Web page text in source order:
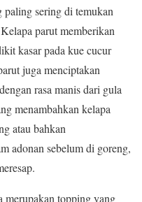
paling sering di temukan
parut memberikan
kasar pada kue cucur
juga menciptakan
rasa manis dari gula
menambahkan kelapa
atau bahkan
adonan sebelum di goreng,
merupakan topping yang